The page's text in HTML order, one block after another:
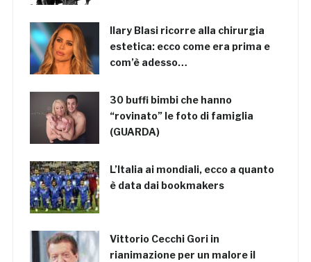
Ilary Blasi ricorre alla chirurgia
estetica: ecco come era prima e
com’è adesso…
30 buffi bimbi che hanno
“rovinato” le foto di famiglia
(GUARDA)
L’Italia ai mondiali, ecco a quanto
è data dai bookmakers
Vittorio Cecchi Gori in
rianimazione per un malore il